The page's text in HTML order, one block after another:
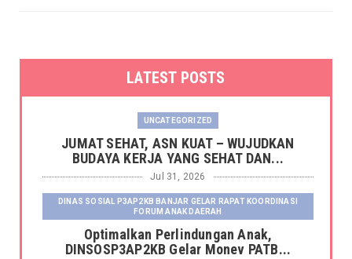
LATEST POSTS
UNCATEGORIZED
JUMAT SEHAT, ASN KUAT – WUJUDKAN
BUDAYA KERJA YANG SEHAT DAN...
Jul 31, 2026
DINAS SOSIAL P3AP2KB BANJAR GELAR RAPAT KOORDINASI
FORUM ANAK DAERAH
Optimalkan Perlindungan Anak,
DINSOSP3AP2KB Gelar Monev PATB...